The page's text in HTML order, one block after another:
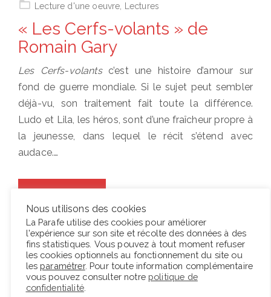
Lecture d'une oeuvre Lectures
« Les Cerfs-volants » de
Romain Gary
Les Cerfs-volantsc’est une histoire d’amour sur
fond de guerre mondiale. Si le sujet peut sembler
déjà-vu, son traitement fait toute la différence.
Ludo et Lila, les héros, sont d’une fraîcheur propre à
la jeunesse, dans lequel le récit s’étend avec
audace.…
Lire la suite
Posted
on
6 juillet 2008 Lecture d'une oeuvre,Lectures
« Quelque chose noir » de
Jacques Roubaud
Nous utilisons des cookies
La Parafe utilise des cookies pour améliorer
l'expérience sur son site et récolte des données à des
fins statistiques. Vous pouvez à tout moment refuser
les cookies optionnels au fonctionnement du site ou
les paramétrer. Pour toute information complémentaire
vous pouvez consulter notre politique de
confidentialité.